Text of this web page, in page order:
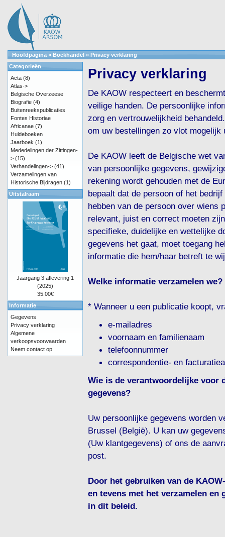
Hoofdpagina » Boekhandel » Privacy verklaring
Privacy verklaring
De KAOW respecteert en
veilige handen. De persoonlijke
zorg en vertrouwelijkheid
om uw bestellingen zo vlot mogelijk
De KAOW leeft de Belgische wet
van persoonlijke gegevens,
rekening wordt gehouden met de
bepaalt dat de persoon of het
hebben van de persoon over wiens
relevant, juist en correct moeten
specifieke, duidelijke en wettelijke
gegevens het gaat, moet toegang
informatie die hem/haar betreft te
Welke informatie verzamelen
* Wanneer u een publicatie koopt,
e-mailadres
voornaam en familienaam
telefoonnummer
correspondentie- en
Wie is de verantwoordelijke voor
gegevens?
Uw persoonlijke gegevens worden
Brussel (België). U kan uw
(Uw klantgegevens) of ons de
post.
Door het gebruiken van de
en tevens met het verzamelen en
in dit beleid.
Categorieën
Acta (8)
Atlas->
Belgische Overzeese
Biografie (4)
Buitenreekspublicaties
Fontes Historiae
Africanae (7)
Huldeboeken
Jaarboek (1)
Mededelingen der Zittingen-
> (15)
Verhandelingen-> (41)
Verzamelingen van
Historische Bijdragen (1)
Uitstalraam
Jaargang 3 aflevering 1
(2025)
35.00€
Informatie
Gegevens
Privacy verklaring
Algemene
verkoopsvoorwaarden
Neem contact op